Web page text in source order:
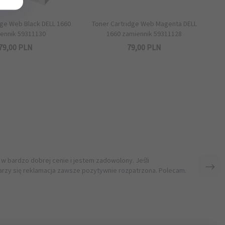
Web Black DELL 1660
59311130
00 PLN
Toner Cartridge Web Magenta DELL
1660 zamiennik 59311128
79,00 PLN
bardzo dobrej cenie i jestem zadowolony. Jeśli
się reklamacja zawsze pozytywnie rozpatrzona. Polecam.